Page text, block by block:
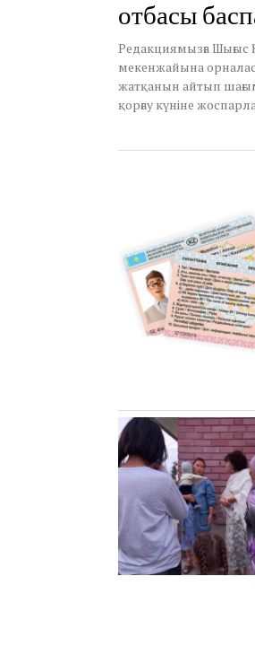
1
4
,
0
2
2
отбасы
Редакциямызға Шығыс
мекенжайына
жатқанын айтып
қорғау күніне